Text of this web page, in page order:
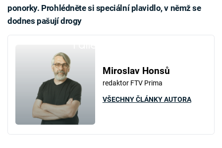
ponorky. Prohlédněte si speciální plavidlo, v němž se
dodnes pašují drogy
Miroslav Honsů
redaktor FTV Prima
VŠECHNY ČLÁNKY AUTORA